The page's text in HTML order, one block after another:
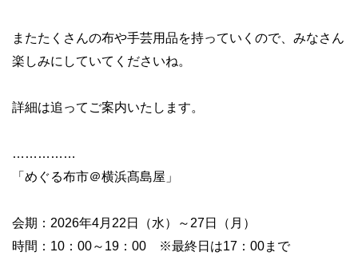
またたくさんの布や手芸用品を持っていくので、みなさん
楽しみにしていてくださいね。
詳細は追ってご案内いたします。
……………
「めぐる布市＠横浜髙島屋」
会期：2026年4月22日（水）～27日（月）
時間：10：00～19：00 ※最終日は17：00まで